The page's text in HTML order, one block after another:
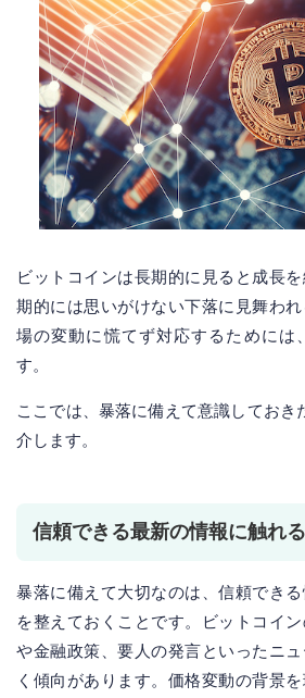
ビットコインは長期的に見ると成長
期的には思いがけない下落に見舞わ
場の変動に慌てず対応するためには
す。
ここでは、暴落に備えて意識しておき
介します。
信頼できる最新の情報に触れる
暴落に備えて大切なのは、信頼でき
を整えておくことです。ビットコイ
や金融政策、要人の発言といったニ
く傾向があります。価格変動の背景